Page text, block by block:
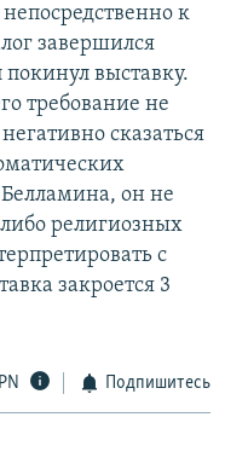
к
завершился
покинул выставку.
требование не
сказаться
он не
религиозных
с
закроется 3
Подпишитесь